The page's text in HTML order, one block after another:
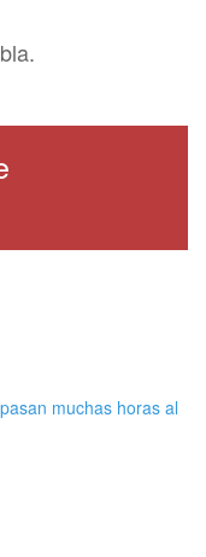
muchas horas al